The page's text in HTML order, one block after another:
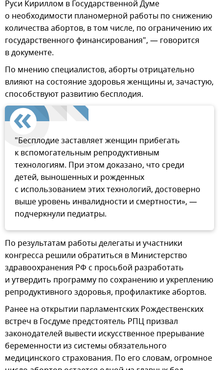
Руси Кириллом в Государственной Думе
о необходимости планомерной работы по снижению
количества абортов, в том числе, по ограничению их
государственного финансирования", — говорится
в документе.
По мнению специалистов, аборты отрицательно
влияют на состояние здоровья женщины и, зачастую,
способствуют развитию бесплодия.
"Бесплодие заставляет женщин прибегать
к вспомогательным репродуктивным
технологиям. При этом доказано, что среди
детей, выношенных и рожденных
с использованием этих технологий, достоверно
выше уровень инвалидности и смертности», —
подчеркнули педиатры.
По результатам работы делегаты и участники
конгресса решили обратиться в Министерство
здравоохранения РФ с просьбой разработать
и утвердить программу по сохранению и укреплению
репродуктивного здоровья, профилактике абортов.
Ранее на открытии парламентских Рождественских
встреч в Госдуме предстоятель РПЦ призвал
законодателей вывести искусственное прерывание
беременности из системы обязательного
медицинского страхования. По его словам, огромное